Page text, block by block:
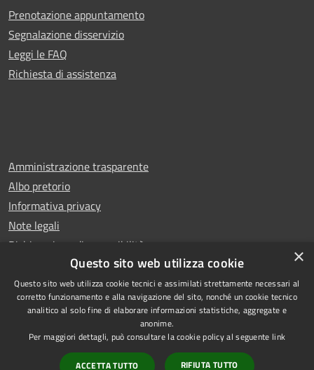
Prenotazione appuntamento
Segnalazione disservizio
Leggi le FAQ
Richiesta di assistenza
Amministrazione trasparente
Albo pretorio
Informativa privacy
Note legali
Dichiarazione di accessibilità
RSS
Accessibilità
Copyright © 2026 • Comune di
Rescaldina • Powered by
Municipium•Accesso
×
Questo sito web utilizza cookie
Questo sito web utilizza cookie tecnici e assimilati strettamente necessari al
corretto funzionamento e alla navigazione del sito, nonché un cookie tecnico
analitico al solo fine di elaborare informazioni statistiche, aggregate e
anonime.
Per maggiori dettagli, può consultare la cookie policy al seguente link
ACCETTA TUTTO RIFIUTA TUTTO